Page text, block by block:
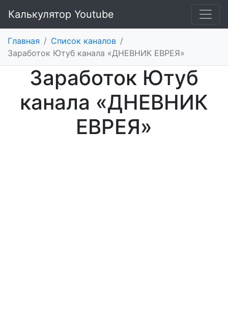
Калькулятор Youtube
Главная / Список каналов /
Заработок Ютуб канала «ДНЕВНИК ЕВРЕЯ»
Заработок Ютуб
канала «ДНЕВНИК
ЕВРЕЯ»